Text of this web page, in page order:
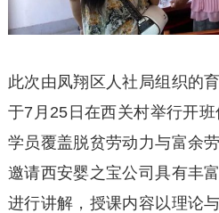
此次由凤翔区人社局组织的
于7月25日在西关村举行开班
学员覆盖脱贫劳动力与富余
邀请西安婴之宝公司具有丰
进行讲解，授课内容以理论